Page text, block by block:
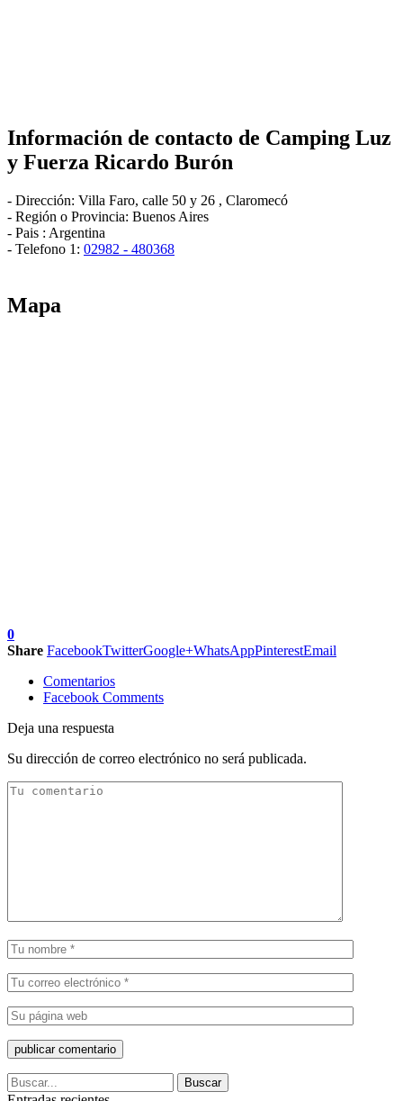
Información de contacto de Camping Luz
y Fuerza Ricardo Burón
- Dirección: Villa Faro, calle 50 y 26 , Claromecó
- Región o Provincia: Buenos Aires
- Pais : Argentina
- Telefono 1: 02982 - 480368
Mapa
0
Share FacebookTwitterGoogle+WhatsAppPinterestEmail
Comentarios
Facebook Comments
Deja una respuesta
Su dirección de correo electrónico no será publicada.